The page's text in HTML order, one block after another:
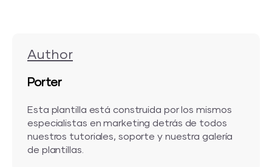
Author
Porter
Esta plantilla está construida por los mismos
especialistas en marketing detrás de todos
nuestros tutoriales, soporte y nuestra galería
de plantillas.